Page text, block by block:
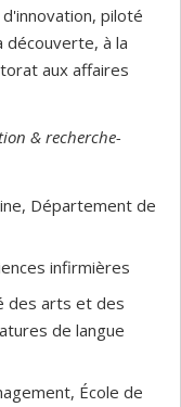
piloté
découverte, à la
aux affaires
& recherche-
Département de
infirmières
des arts et des
de langue
École de